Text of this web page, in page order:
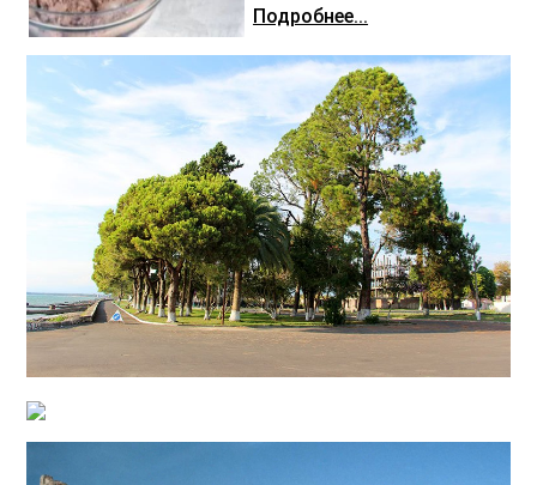
Подробнее...